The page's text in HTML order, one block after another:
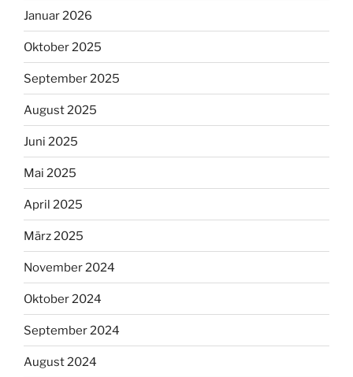
Januar 2026
Oktober 2025
September 2025
August 2025
Juni 2025
Mai 2025
April 2025
März 2025
November 2024
Oktober 2024
September 2024
August 2024